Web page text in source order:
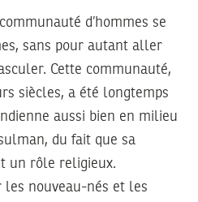
d’hommes se
sans pour autant aller
Cette communauté,
siècles, a été longtemps
aussi bien en milieu
du fait que sa
un rôle religieux.
les nouveau-nés et les